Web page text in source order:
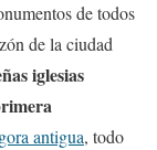
de todos
de la ciudad
iglesias
antigua, todo